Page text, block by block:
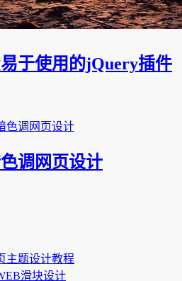
于使用的jQuery插件
调网页设计
主题设计教程
滑块设计